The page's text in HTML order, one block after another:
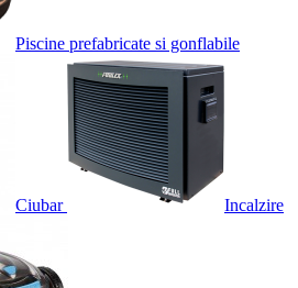
Piscine prefabricate si gonflabile
Ciubar Incalzire